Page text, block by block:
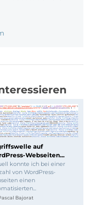
auf
Webseiten...
konnte ich bei einer
von WordPress-
einen
Bajorat